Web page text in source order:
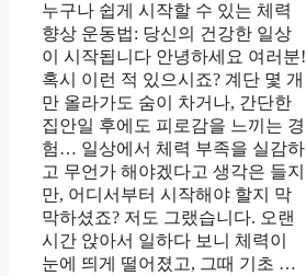
누구나 쉽게 시작할 수 있는 체력
향상 운동법: 당신의 건강한 일상
이 시작됩니다 안녕하세요 여러분!
혹시 이런 적 있으시죠? 계단 몇 개
만 올라가도 숨이 차거나, 간단한
집안일 후에도 피로감을 느끼는 경
험… 일상에서 체력 부족을 실감하
고 무언가 해야겠다고 생각은 들지
만, 어디서부터 시작해야 할지 막
막하셨죠? 저도 그랬습니다. 오랜
시간 앉아서 일하다 보니 체력이
눈에 띄게 떨어졌고, 그때 기초 …